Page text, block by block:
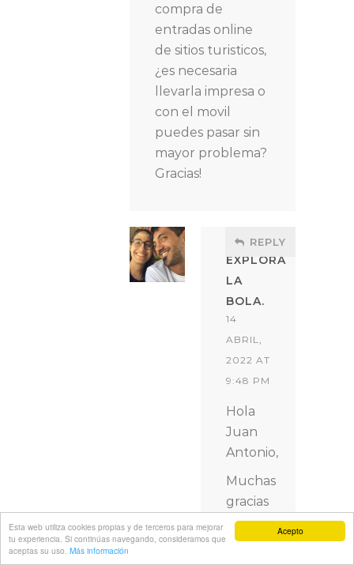
Acepto
Esta web utiliza cookies propias y de terceros para mejorar
tu experiencia. Si continúas navegando, consideramos que
aceptas su uso. Más información
compra de
entradas online
de sitios turisticos,
¿es necesaria
llevarla impresa o
con el movil
puedes pasar sin
mayor problema?
Gracias!
EXPLORA
LA
BOLA.
14
ABRIL,
2022 AT
9:48 PM
REPLY
Hola
Juan
Antonio,
Muchas
gracias
por tu
comentario.